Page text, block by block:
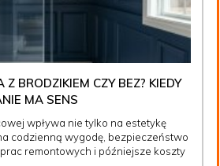
BRODZIKIEM CZY BEZ? KIEDY
MA SENS
wpływa nie tylko na estetykę
codzienną wygodę, bezpieczeństwo
remontowych i późniejsze koszty